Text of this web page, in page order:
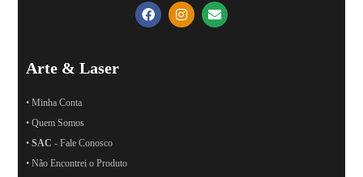
Arte & Laser
• Minha Conta
• Quem Somos
•SAC - Fale Conosco
• Não Encontrei o Produto